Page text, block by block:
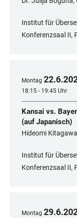
Institut für
Konferenzsaal II,
Montag 22.6.
18:15 - 19:45 Uhr
Kansai vs.
(auf Japanisch)
Hideomi
Institut für
Konferenzsaal II,
Montag 29.6.